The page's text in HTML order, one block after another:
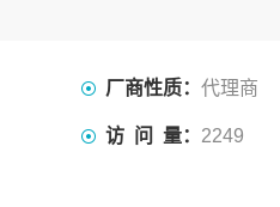
厂商性质： 代理商
访 问 量： 2249